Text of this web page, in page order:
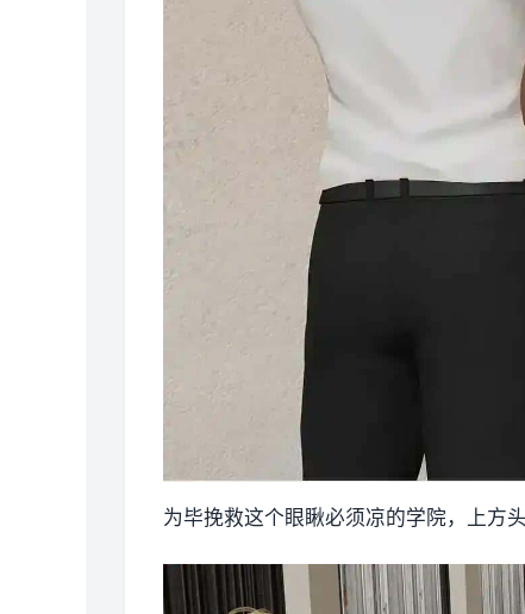
为毕挽救这个眼瞅必须凉的学院，上方